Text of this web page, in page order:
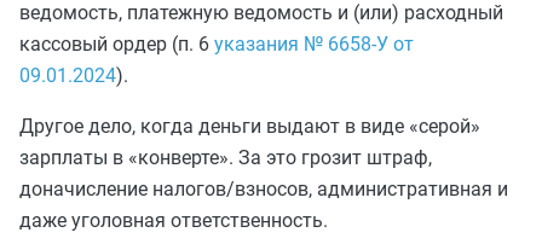
ведомость, платежную ведомость и (или) расходный
кассовый ордер (п. 6 указания № 6658-У от
09.01.2024).
Другое дело, когда деньги выдают в виде «серой»
зарплаты в «конверте». За это грозит штраф,
доначисление налогов/взносов, административная и
даже уголовная ответственность.